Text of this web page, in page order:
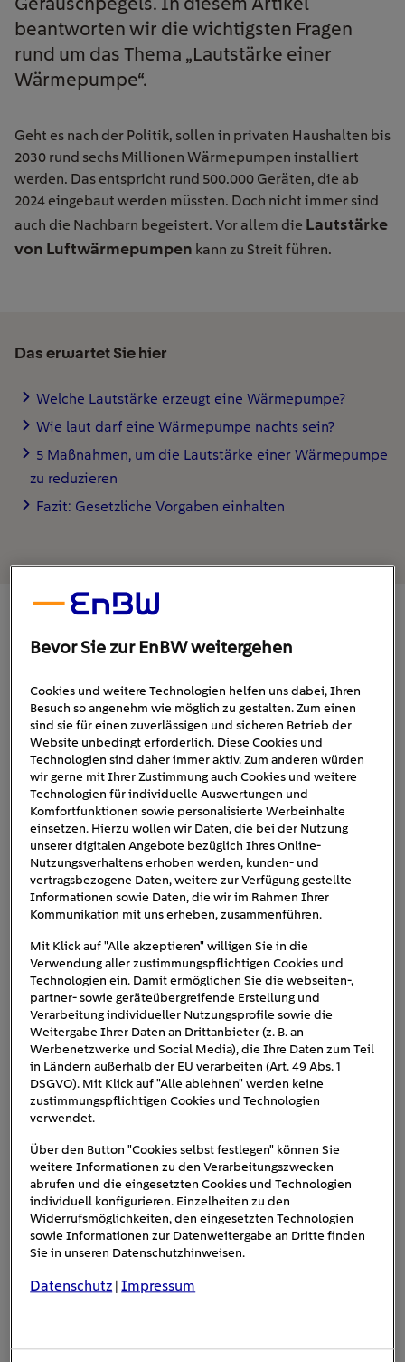
beantworten wir die wichtigsten Fragen
rund um das Thema „Lautstärke einer
Wärmepumpe“.
Geht es nach der Politik, sollen in privaten Haushalten bis
2030 rund sechs Millionen Wärmepumpen installiert
werden. Das entspricht rund 500.000 Geräten, die ab
2024 eingebaut werden müssten. Doch nicht immer sind
auch die Nachbarn begeistert. Vor allem die Lautstärke
von Luftwärmepumpen kann zu Streit führen.
Das erwartet Sie hier
Welche Lautstärke erzeugt eine Wärmepumpe?
Wie laut darf eine Wärmepumpe nachts sein?
5 Maßnahmen, um die Lautstärke einer Wärmepumpe
zu reduzieren
Fazit: Gesetzliche Vorgaben einhalten
Wärmepumpe?
Die Lautstärke einerWärmepumpehängt von
verschiedenen Faktoren ab, darunter das Modell, die
Größe, die Art der Wärmepumpe (z.B. Luft- oder
Wasserwärmepumpe) und die Betriebsbedingungen. Im
Allgemeinen erzeugen Wärmepumpen eineLautstärke
zwischen 35 und 60 Dezibel (dB). Zum Vergleich: Ein
normales Gespräch liegt bei etwa 60 dB, während ein
Flüstern bei etwa 30 dB liegt.
Dezibel-Skala: Der
Unterschied zwischen dB und
dB(A)
Alle Geräusche – egal ob zum Beispiel ein
Gespräch, Musik oder das Starten eines
Flugzeugs – sind physikalisch betrachtet
Luftdruckschwingungen, die auf das Trommelfell
treffen. Diese werden in Dezibel (dB)
des Schalls, nicht aber die gefühlte Lautstärke
berücksichtigt. Um auch die menschliche
Wahrnehmung von Lautstärke zu
berücksichtigen, gibt es dieEinheit db (A)
(Schalldruckpegel nach der
handelt es sich um den bewerteten
Bevor Sie zur EnBW weitergehen
Cookies und weitere Technologien helfen uns dabei, Ihren
Besuch so angenehm wie möglich zu gestalten. Zum einen
sind sie für einen zuverlässigen und sicheren Betrieb der
Website unbedingt erforderlich. Diese Cookies und
Technologien sind daher immer aktiv. Zum anderen würden
wir gerne mit Ihrer Zustimmung auch Cookies und weitere
Technologien für individuelle Auswertungen und
Komfortfunktionen sowie personalisierte Werbeinhalte
einsetzen. Hierzu wollen wir Daten, die bei der Nutzung
unserer digitalen Angebote bezüglich Ihres Online-
Nutzungsverhaltens erhoben werden, kunden- und
vertragsbezogene Daten, weitere zur Verfügung gestellte
Informationen sowie Daten, die wir im Rahmen Ihrer
Kommunikation mit uns erheben, zusammenführen.
Mit Klick auf "Alle akzeptieren" willigen Sie in die
Verwendung aller zustimmungspflichtigen Cookies und
Technologien ein. Damit ermöglichen Sie die webseiten-,
partner- sowie geräteübergreifende Erstellung und
Verarbeitung individueller Nutzungsprofile sowie die
Weitergabe Ihrer Daten an Drittanbieter (z. B. an
Werbenetzwerke und Social Media), die Ihre Daten zum Teil
in Ländern außerhalb der EU verarbeiten (Art. 49 Abs. 1
DSGVO). Mit Klick auf "Alle ablehnen" werden keine
zustimmungspflichtigen Cookies und Technologien
verwendet.
Über den Button "Cookies selbst festlegen" können Sie
weitere Informationen zu den Verarbeitungszwecken
abrufen und die eingesetzten Cookies und Technologien
individuell konfigurieren. Einzelheiten zu den
Widerrufsmöglichkeiten, den eingesetzten Technologien
sowie Informationen zur Datenweitergabe an Dritte finden
Sie in unseren Datenschutzhinweisen.
Datenschutz |Impressum